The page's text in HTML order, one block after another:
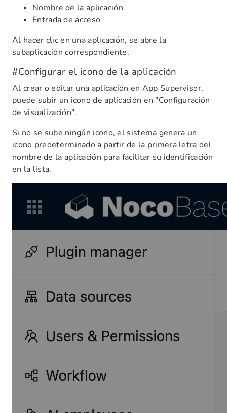
Nombre de la aplicación
Entrada de acceso
Al hacer clic en una aplicación, se abre la
subaplicación correspondiente.
#Configurar el icono de la aplicación
Al crear o editar una aplicación en App Supervisor,
puede subir un icono de aplicación en "Configuración
de visualización".
Si no se sube ningún icono, el sistema genera un
icono predeterminado a partir de la primera letra del
nombre de la aplicación para facilitar su identificación
en la lista.